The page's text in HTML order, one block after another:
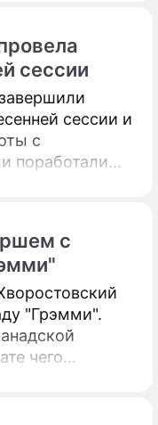
сессии
сессии и
с
поработали
новые
к
в дорожное
с
"Грэмми".
чего